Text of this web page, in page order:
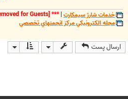
خدمات شارژ سيمکارت |
***
[External Link Removed for Guests]
مجله الکترونيکي مرکز انجمنهاي تخصصي
ارسال پست